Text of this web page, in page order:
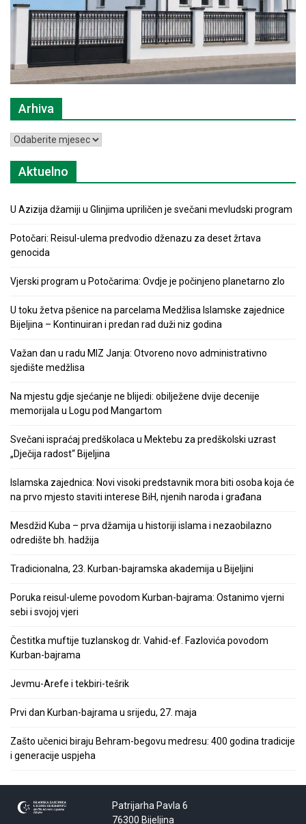
Arhiva
Arhiva
Aktuelno
U Azizija džamiji u Glinjima upriličen je svečani mevludski program
Potočari: Reisul-ulema predvodio dženazu za deset žrtava
genocida
Vjerski program u Potočarima: Ovdje je počinjeno planetarno zlo
U toku žetva pšenice na parcelama Medžlisa Islamske zajednice
Bijeljina – Kontinuiran i predan rad duži niz godina
Važan dan u radu MIZ Janja: Otvoreno novo administrativno
sjedište medžlisa
Na mjestu gdje sjećanje ne blijedi: obilježene dvije decenije
memorijala u Logu pod Mangartom
Svečani ispraćaj predškolaca u Mektebu za predškolski uzrast
„Dječija radost“ Bijeljina
Islamska zajednica: Novi visoki predstavnik mora biti osoba koja će
na prvo mjesto staviti interese BiH, njenih naroda i građana
Mesdžid Kuba – prva džamija u historiji islama i nezaobilazno
odredište bh. hadžija
Tradicionalna, 23. Kurban-bajramska akademija u Bijeljini
Poruka reisul-uleme povodom Kurban-bajrama: Ostanimo vjerni
sebi i svojoj vjeri
Čestitka muftije tuzlanskog dr. Vahid-ef. Fazlovića povodom
Kurban-bajrama
Jevmu-Arefe i tekbiri-tešrik
Prvi dan Kurban-bajrama u srijedu, 27. maja
Zašto učenici biraju Behram-begovu medresu: 400 godina tradicije
i generacije uspjeha
Patrijarha Pavla 6
76300 Bijeljina